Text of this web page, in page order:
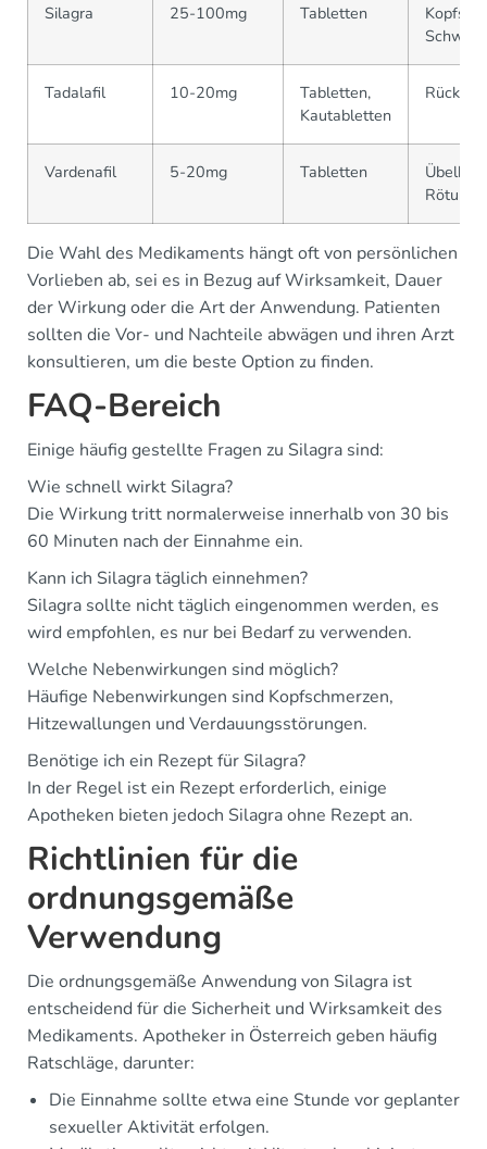
Silagra 25-100mg Tabletten
Tadalafil 10-20mg
Tabletten,
Kautabletten
Vardenafil 5-20mg Tabletten
Übelkeit,
Die Wahl des Medikaments hängt oft von persönlichen
Vorlieben ab, sei es in Bezug auf Wirksamkeit, Dauer
der Wirkung oder die Art der Anwendung. Patienten
sollten die Vor- und Nachteile abwägen und ihren Arzt
konsultieren, um die beste Option zu finden.
FAQ-Bereich
Einige häufig gestellte Fragen zu Silagra sind:
Wie schnell wirkt Silagra?
Die Wirkung tritt normalerweise innerhalb von 30 bis
60 Minuten nach der Einnahme ein.
Kann ich Silagra täglich einnehmen?
Silagra sollte nicht täglich eingenommen werden, es
wird empfohlen, es nur bei Bedarf zu verwenden.
Welche Nebenwirkungen sind möglich?
Häufige Nebenwirkungen sind Kopfschmerzen,
Hitzewallungen und Verdauungsstörungen.
Benötige ich ein Rezept für Silagra?
In der Regel ist ein Rezept erforderlich, einige
Apotheken bieten jedoch Silagra ohne Rezept an.
Richtlinien für die
ordnungsgemäße
Verwendung
Die ordnungsgemäße Anwendung von Silagra ist
entscheidend für die Sicherheit und Wirksamkeit des
Medikaments. Apotheker in Österreich geben häufig
Ratschläge, darunter:
Die Einnahme sollte etwa eine Stunde vor geplanter
sexueller Aktivität erfolgen.